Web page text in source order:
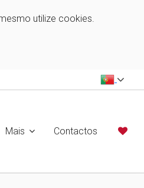
utilize cookies.
Mais Contactos